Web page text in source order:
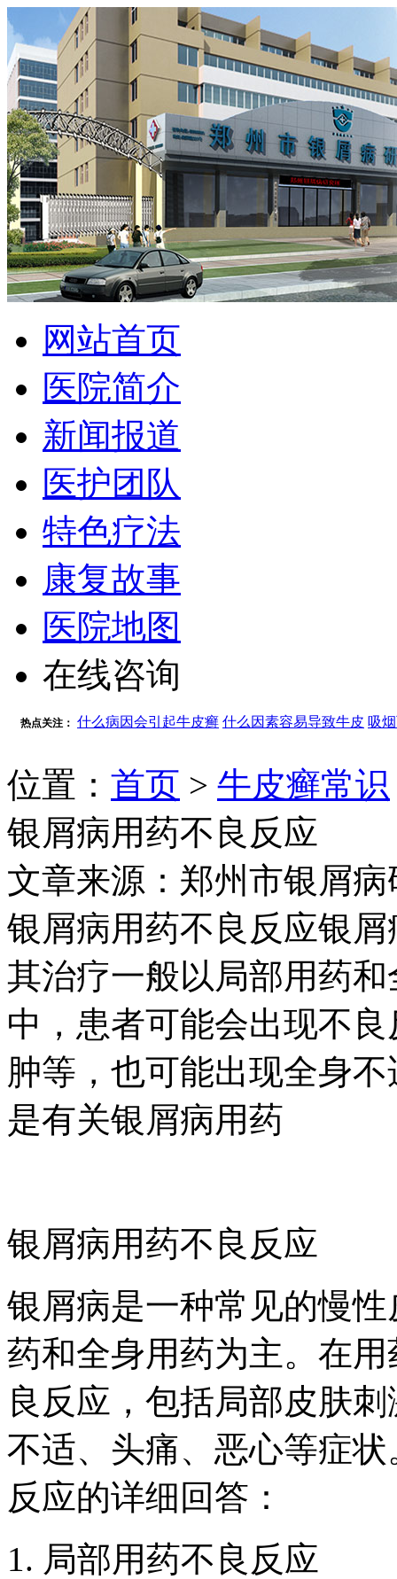
网站首页
医院简介
新闻报道
医护团队
特色疗法
康复故事
医院地图
在线咨询
热点关注： 什么病因会引起牛皮癣 什么因素容易导致牛皮 吸
位置： 首页 > 牛皮癣常识
银屑病用药不良反应
文章来源：郑州市银屑病
银屑病用药不良反应银
其治疗一般以局部用药
中，患者可能会出现不
肿等，也可能出现全身
是有关银屑病用药
银屑病用药不良反应
银屑病是一种常见的慢
药和全身用药为主。在
良反应，包括局部皮肤
不适、头痛、恶心等症
反应的详细回答：
1. 局部用药不良反应